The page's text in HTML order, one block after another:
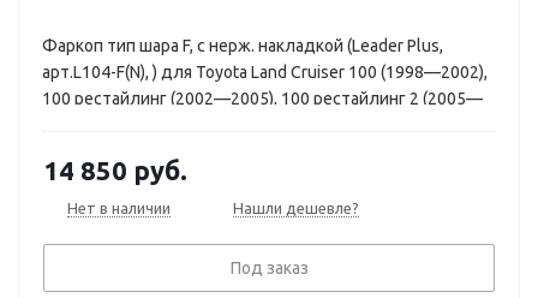
Фаркоп тип шара F, с нерж. накладкой (Leader Plus,
арт.L104-F(N), ) для Toyota Land Cruiser 100 (1998—2002),
100 рестайлинг (2002—2005), 100 рестайлинг 2 (2005—
14 850 руб.
Нет в наличии Нашли дешевле?
Под заказ